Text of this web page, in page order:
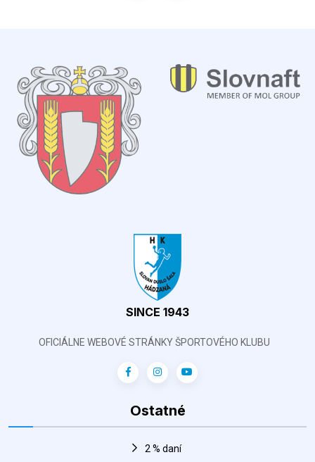
SINCE 1943
OFICIÁLNE WEBOVÉ STRÁNKY ŠPORTOVÉHO KLUBU
Aktuálna tabuľka